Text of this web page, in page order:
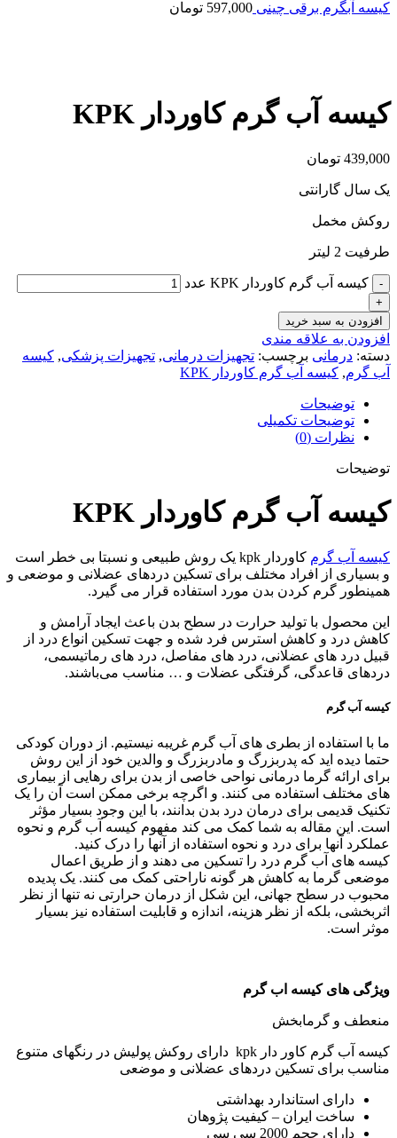
کیسه آبگرم برقی چینی 597,000 تومان
کیسه آب گرم کاوردار KPK
439,000 تومان
یک سال گارانتی
روکش مخمل
طرفیت 2 لیتر
کیسه آب گرم کاوردار KPK عدد
افزودن به سبد خرید
افزودن به علاقه مندی
دسته: درمانی برچسب: تجهیزات درمانی, تجهیزات پزشکی, کیسه
آب گرم, کیسه آب گرم کاوردار KPK
توضیحات
توضیحات تکمیلی
نظرات (0)
توضیحات
کیسه آب گرم کاوردار KPK
کیسه آب گرم
کاوردار kpk یک روش طبیعی و نسبتا بی خطر است
و بسیاری از افراد مختلف برای تسکین دردهای عضلانی و موضعی و
همینطور گرم کردن بدن مورد استفاده قرار می گیرد.
این محصول با تولید حرارت در سطح بدن باعث ایجاد آرامش و
کاهش درد و کاهش استرس فرد شده و جهت تسکین انواع درد از
قبیل درد های عضلانی، درد های مفاصل، درد های رماتیسمی،
دردهای قاعدگی، گرفتگی عضلات و … مناسب می‌باشند.
کیسه آب گرم
ما با استفاده از بطری های آب گرم غریبه نیستیم. از دوران کودکی
حتما دیده اید که پدربزرگ و مادربزرگ و والدین خود از این روش
برای ارائه گرما درمانی نواحی خاصی از بدن برای رهایی از بیماری
های مختلف استفاده می کنند. و اگرچه برخی ممکن است آن را یک
تکنیک قدیمی برای درمان درد بدن بدانند، با این وجود بسیار مؤثر
است. این مقاله به شما کمک می کند مفهوم کیسه آب گرم و نحوه
عملکرد آنها برای درد و نحوه استفاده از آنها را درک کنید.
کیسه های آب گرم درد را تسکین می دهند و از طریق اعمال
موضعی گرما به کاهش هر گونه ناراحتی کمک می کنند. یک پدیده
محبوب در سطح جهانی، این شکل از درمان حرارتی نه تنها از نظر
اثربخشی، بلکه از نظر هزینه، اندازه و قابلیت استفاده نیز بسیار
موثر است.
ویژگی های کیسه اب گرم
منعطف و گرمابخش
کیسه آب گرم کاور دار kpk دارای روکش پولیش در رنگهای متنوع
مناسب برای تسکین دردهای عضلانی و موضعی
دارای استاندارد بهداشتی
ساخت ایران – کیفیت پژوهان
دارای حجم 2000 سی سی